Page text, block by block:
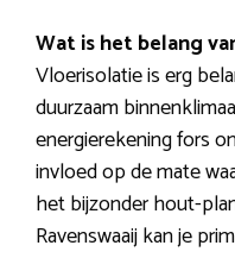
Wat is het belang
Vloerisolatie is erg
duurzaam
energierekening fors
invloed op de mate
het bijzonder hout-
Ravenswaaij kan je